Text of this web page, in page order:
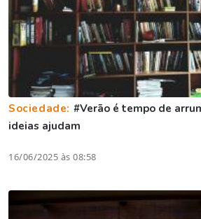
Sociedade: #Verão é tempo de
ideias ajudam
16/06/2025 às 08:58